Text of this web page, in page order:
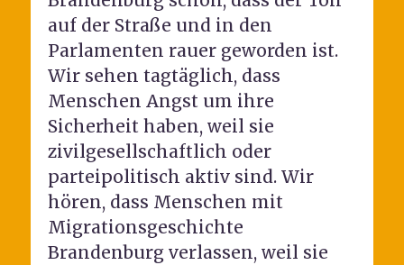
auf der Straße und in den
Parlamenten rauer geworden ist.
Wir sehen tagtäglich, dass
Menschen Angst um ihre
Sicherheit haben, weil sie
zivilgesellschaftlich oder
parteipolitisch aktiv sind. Wir
hören, dass Menschen mit
Migrationsgeschichte
Brandenburg verlassen, weil sie